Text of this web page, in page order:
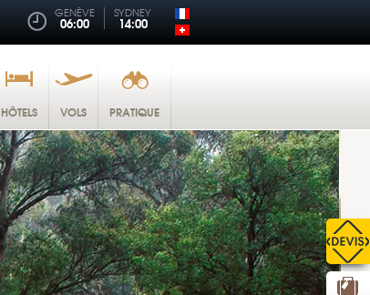
GENÈVE
06:00
SYDNEY
14:00
HÔTELS VOLS PRATIQUE